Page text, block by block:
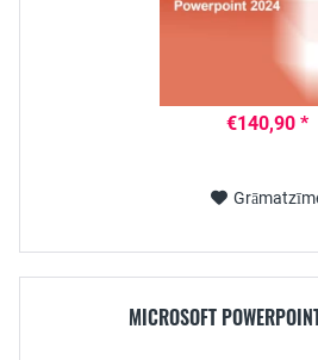
€140,90 *
MICROSOFT